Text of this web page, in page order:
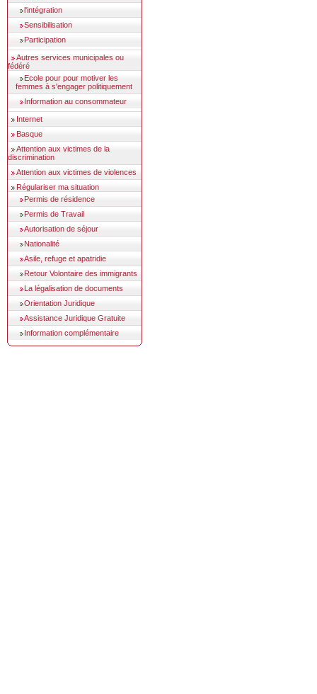
l'intégration
Sensibilisation
Participation
Autres services municipales ou
fédéré
Ecole pour pour motiver les
femmes à s'engager politiquement
Information au consommateur
Internet
Basque
Attention aux victimes de la
discrimination
Attention aux victimes de violences
Régulariser ma situation
Permis de résidence
Permis de Travail
Autorisation de séjour
Nationalité
Asile, refuge et apatridie
Retour Volontaire des immigrants
La légalisation de documents
Orientation Juridique
Assistance Juridique Gratuite
Information complémentaire